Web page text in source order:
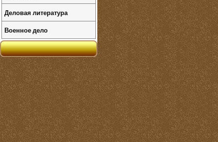
Деловая литература
Военное дело